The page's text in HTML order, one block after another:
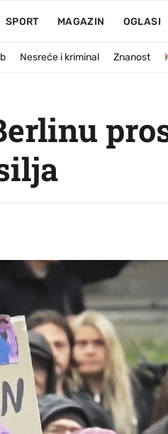
SPORT MAGAZIN OGLASI
Nesreće i kriminal Znanost